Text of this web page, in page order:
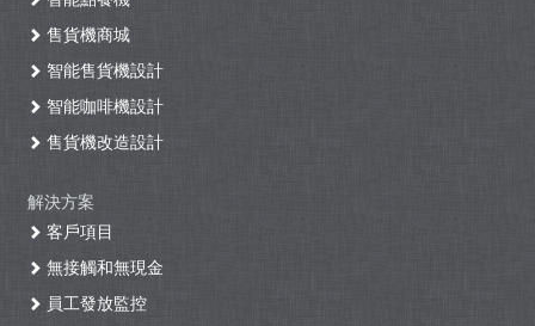
售貨機商城
智能售貨機設計
智能咖啡機設計
售貨機改造設計
解決方案
客戶項目
無接觸和無現金
員工發放監控